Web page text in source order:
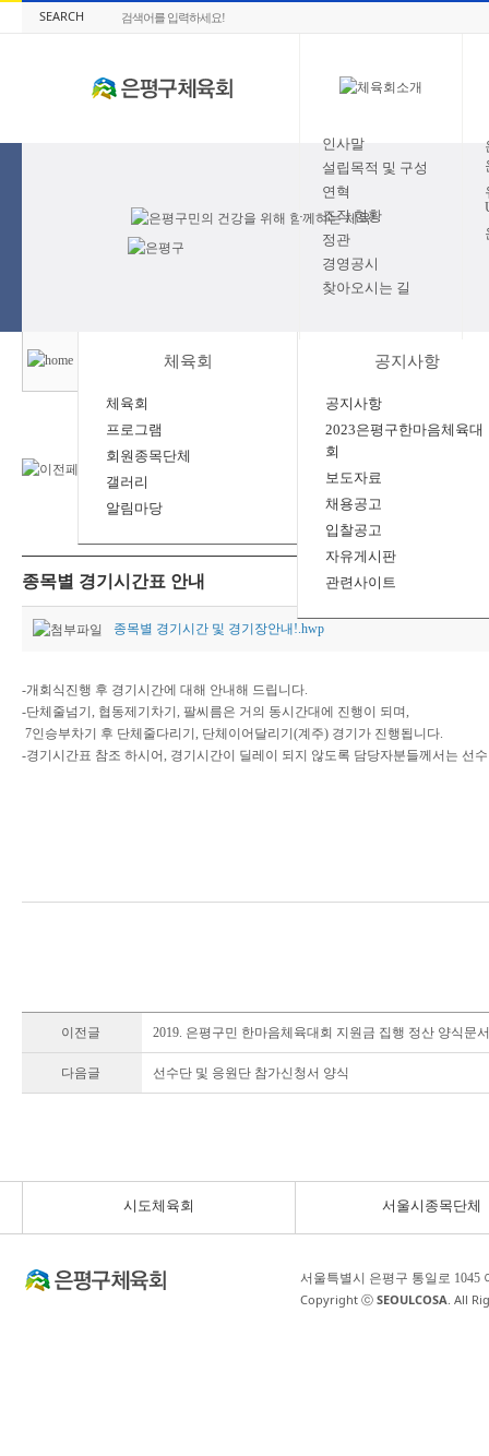
SEARCH
인사말
설립목적 및 구성
연혁
조직 현황
정관
경영공시
찾아오시는 길
체육회
체육회
프로그램
회원종목단체
갤러리
알림마당
공지사항
공지사항
2023은평구한마음체육대
회
보도자료
채용공고
입찰공고
자유게시판
관련사이트
종목별 경기시간표 안내
종목별 경기시간 및 경기장안내!.hwp
-개회식진행 후 경기시간에 대해 안내해 드립니다.
-단체줄넘기, 협동제기차기, 팔씨름은 거의 동시간대에 진행이 되며,
7인승부차기 후 단체줄다리기, 단체이어달리기(계주) 경기가 진행됩니다.
-경기시간표 참조 하시어, 경기시간이 딜레이 되지 않도록 담당자분들께서는 선
이전글 2019. 은평구민 한마음체육대회 지원금 집행 정산 양식문서
다음글 선수단 및 응원단 참가신청서 양식
시도체육회 서울시종목단체
서울특별시 은평구 통일로 1045
Copyright ⓒ SEOULCOSA. All